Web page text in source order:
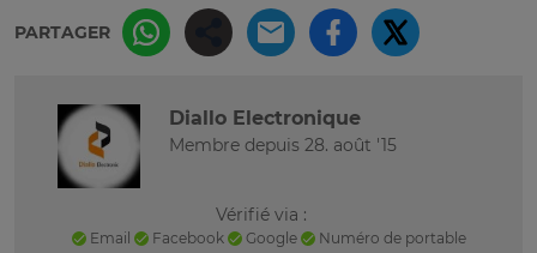
PARTAGER
Diallo Electronique
Membre depuis 28. août '15
Vérifié via :
Email Facebook Google Numéro de portable